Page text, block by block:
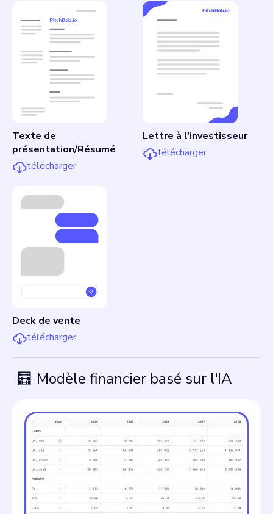
Texte de
présentation/Résumé
télécharger
Lettre à l'investisseur
télécharger
Deck de vente
télécharger
🧮 Modèle financier basé sur l'IA